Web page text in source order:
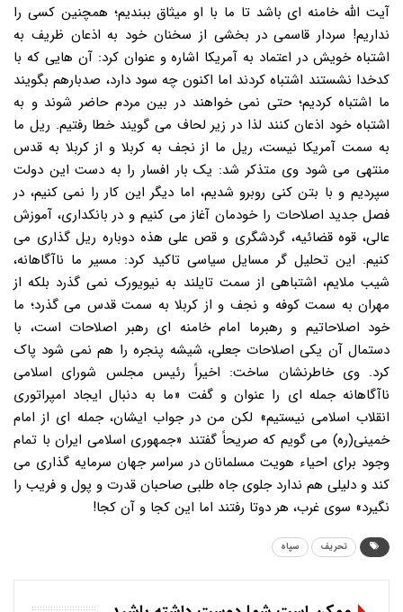
آیت الله خامنه ای باشد تا ما با او میثاق ببندیم؛ همچنین کسی را
نداریم! سردار قاسمی در بخشی از سخنان خود به اذعان ظریف به
اشتباه خویش در اعتماد به آمریکا اشاره و عنوان کرد: آن هایی که با
کدخدا نشستند اشتباه کردند اما اکنون چه سود دارد، صدبارهم بگویند
ما اشتباه کردیم؛ حتی نمی خواهند در بین مردم حاضر شوند و به
اشتباه خود اذعان کنند لذا در زیر لحاف می گویند خطا رفتیم. ریل ما
به سمت آمریکا نیست، ریل ما از نجف به کربلا و از کربلا به قدس
منتهی می شود وی متذکر شد: یک بار افسار را به دست این دولت
سپردیم و با بتن کنی روبرو شدیم، اما دیگر این کار را نمی کنیم، در
فصل جدید اصلاحات را خودمان آغاز می کنیم و در بانکداری، آموزش
عالی، قوه قضائیه، گردشگری و قص علی هذه دوباره ریل گذاری می
کنیم. این تحلیل گر مسایل سیاسی تاکید کرد: مسیر ما ناآگاهانه،
شیب ملایم، اشتباهی از سمت تایلند به نیویورک نمی گذرد بلکه از
مهران به سمت کوفه و نجف و از کربلا به سمت قدس می گذرد؛ ما
خود اصلاحاتیم و رهبرما امام خامنه ای رهبر اصلاحات است، با
دستمال آن یکی اصلاحات جعلی، شیشه پنجره را هم نمی شود پاک
کرد. وی خاطرنشان ساخت: اخیراً رئیس مجلس شورای اسلامی
ناآگاهانه جمله ای را عنوان و گفت «ما به دنبال ایجاد امپراتوری
انقلاب اسلامی نیستیم» لکن من در جواب ایشان، جمله ای از امام
خمینی(ره) می گویم که صریحاً گفتند «جمهوری اسلامی ایران با تمام
وجود برای احیاء هویت مسلمانان در سراسر جهان سرمایه گذاری می
کند و دلیلی هم ندارد جلوی جاه طلبی صاحبان قدرت و پول و فریب را
نگیرد» سوی غرب، هر دوتا رفتند اما این کجا و آن کجا!
تحریف سپاه